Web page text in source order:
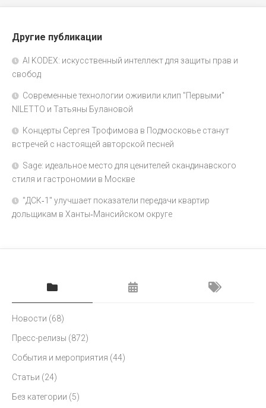
Другие публикации
AI KODEX: искусственный интеллект для защиты прав и
свобод
Современные технологии оживили клип "Первыми"
NILETTO и Татьяны Булановой
Концерты Сергея Трофимова в Подмосковье станут
встречей с настоящей авторской песней
Sage: идеальное место для ценителей скандинавского
стиля и гастрономии в Москве
"ДСК‑1" улучшает показатели передачи квартир
дольщикам в Ханты‑Мансийском округе
Новости (68)
Пресс-релизы (872)
События и мероприятия (44)
Статьи (24)
Без категории (5)